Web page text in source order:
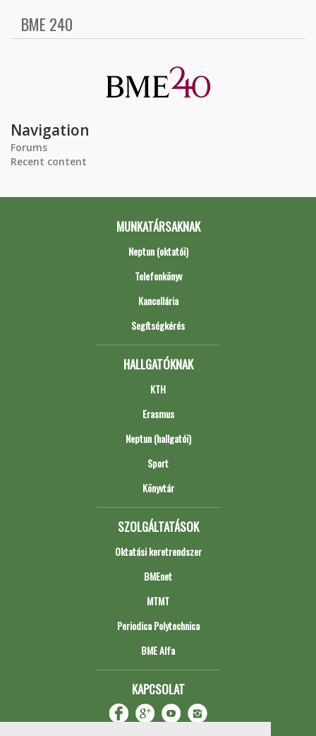
BME 240
Navigation
Forums
Recent content
MUNKATÁRSAKNAK
Neptun (oktatói)
Telefonkönyv
Kancellária
Segítségkérés
HALLGATÓKNAK
KTH
Erasmus
Neptun (hallgatói)
Sport
Könyvtár
SZOLGÁLTATÁSOK
Oktatási keretrendszer
BMEnet
MTMT
Periodica Polytechnica
BME Alfa
KAPCSOLAT